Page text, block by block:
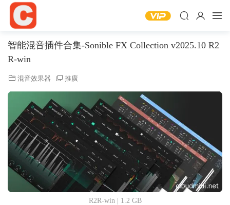
智能混音插件合集-Sonible FX Collection v2025.10 R2
R-win
混音效果器 推廣
R2R-win | 1.2 GB